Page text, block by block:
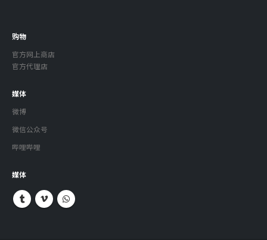
购物
官方网上商店
官方代理店
媒体
微博
微信公众号
哔哩哔哩
媒体